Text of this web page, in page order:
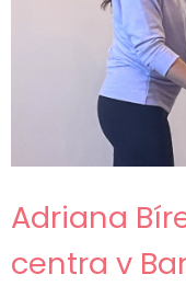
Adriana
centra v